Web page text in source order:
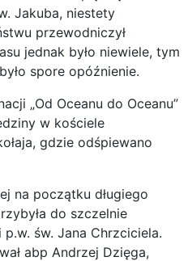
Jakuba, niestety
przewodniczył
jednak było niewiele, tym
spore opóźnienie.
„Od Oceanu do Oceanu”
w kościele
gdzie odśpiewano
na początku długiego
do szczelnie
św. Jana Chrzciciela.
abp Andrzej Dzięga,